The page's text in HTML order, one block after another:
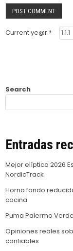
Current ye@r *
Search
Entradas
Mejor elíptica 2026
NordicTrack
Horno fondo
cocina
Puma Palermo
Opiniones reales
confiables